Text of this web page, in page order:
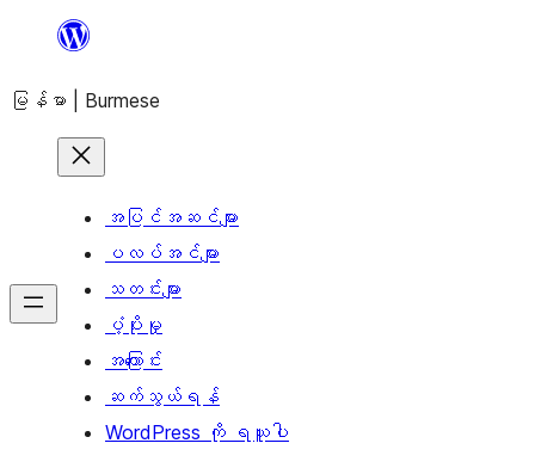
အကြောင်းအရာ
ကျော်သွား
မြန်မာ | Burmese
အပြင်အဆင်များ
ပလပ်အင်များ
သတင်းများ
ပံ့ပိုးမှု
အကြောင်း
ဆက်သွယ်ရန်
WordPress ကို ရယူပါ